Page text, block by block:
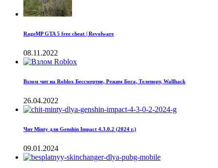
RageMP GTA 5 free cheat | Revolware
08.11.2022
Взлом чит на Roblox Бессмертие, Режим Бога, Телепорт, Wallhack
26.04.2022
Чит Minty для Genshin Impact 4.3.0.2 (2024 г.)
09.01.2024